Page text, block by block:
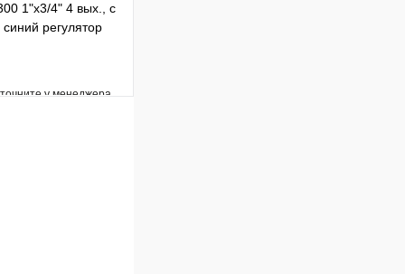
1"х3/4" 4 вых., c
регулятор
у менеджера